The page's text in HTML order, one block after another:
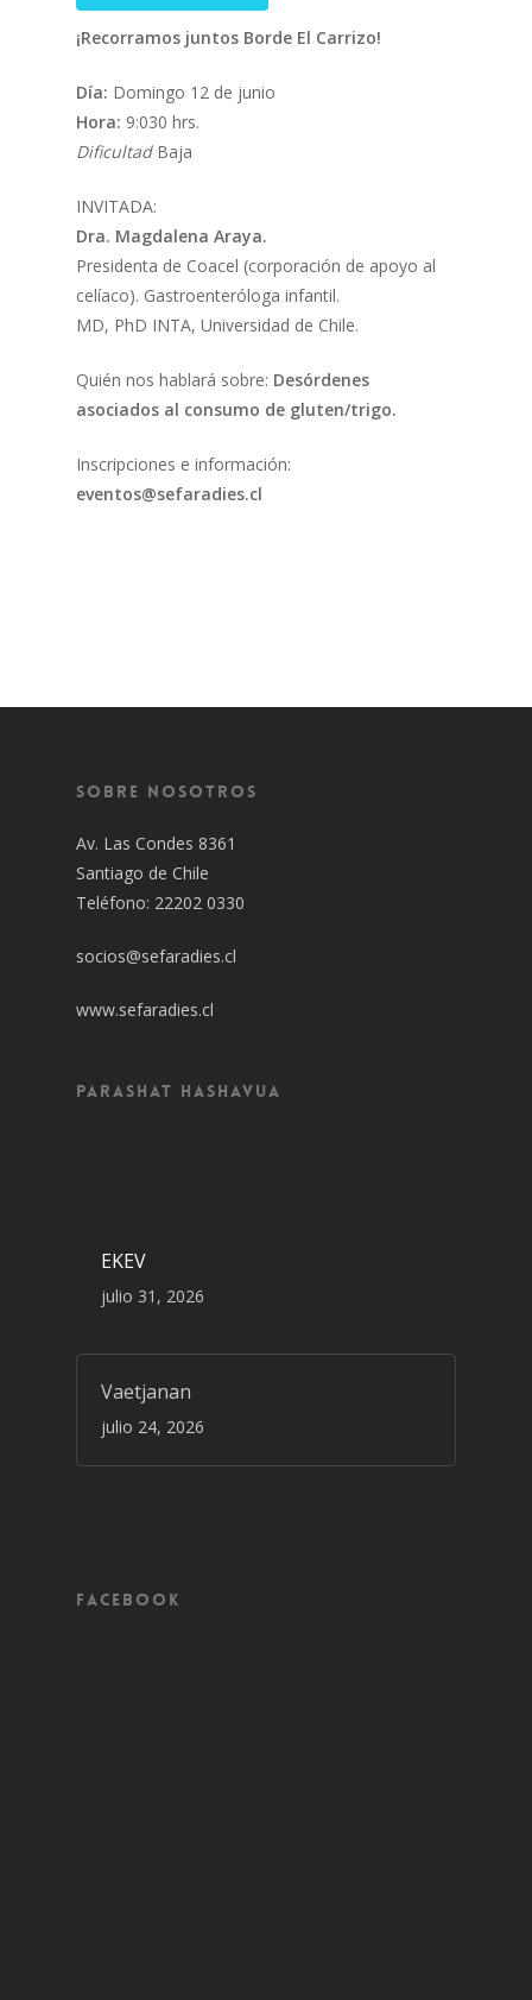
¡Recorramos juntos Borde El Carrizo!
Día: Domingo 12 de junio
Hora: 9:030 hrs.
DificultadBaja
INVITADA:
Dra. Magdalena Araya.
Presidenta de Coacel (corporación de apoyo al
celíaco). Gastroenteróloga infantil.
MD, PhD INTA, Universidad de Chile.
Quién nos hablará sobre: Desórdenes
asociados al consumo de gluten/trigo.
Inscripciones e información:
eventos@sefaradies.cl
Sobre Nosotros
Av. Las Condes 8361
Santiago de Chile
Teléfono: 22202 0330
socios@sefaradies.cl
www.sefaradies.cl
Parashat Hashavua
EKEV
julio 31, 2026
Vaetjanan
julio 24, 2026
Facebook